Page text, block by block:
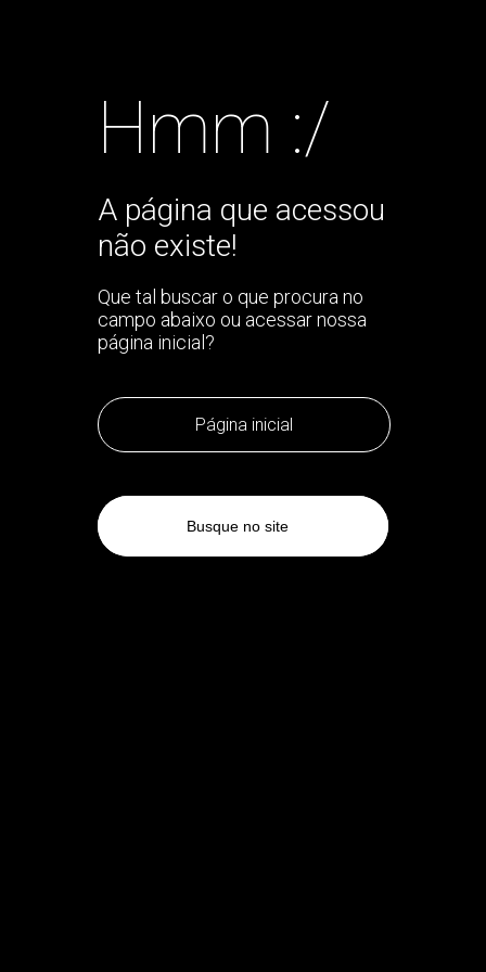
Hmm :/
A página que acessou
não existe!
Que tal buscar o que procura no
campo abaixo ou acessar nossa
página inicial?
Página inicial